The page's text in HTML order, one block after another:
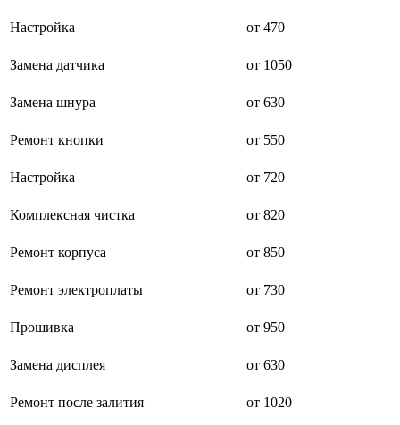
cd проигрывателей
cd транспортов
чайников
дальномеров
датчиков качества воды
датчиков качества воздуха
датчиков температуры
депозитных машин
детекторов проводки
Настройка от 470
Замена датчика от 1050
Замена шнура от 630
Ремонт кнопки от 550
Настройка от 720
Комплексная чистка от 820
Ремонт корпуса от 850
Ремонт электроплаты от 730
Прошивка от 950
Замена дисплея от 630
Ремонт после залития от 1020